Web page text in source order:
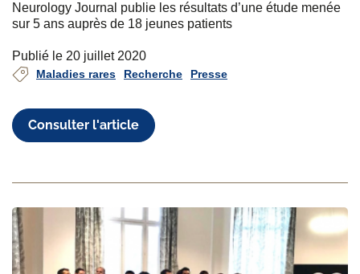
Neurology Journal publie les résultats d’une étude menée
sur 5 ans auprès de 18 jeunes patients
Publié le 20 juillet 2020
Maladies rares Recherche Presse
Consulter l'article